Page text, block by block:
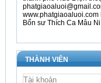
Bổn sư Thích Ca Mâu
THÀNH VIÊN